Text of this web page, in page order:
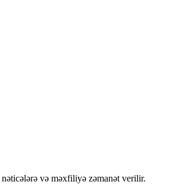
və məxfiliyə zəmanət verilir.